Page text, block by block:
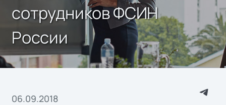
сотрудников ФСИН
России
06.09.2018